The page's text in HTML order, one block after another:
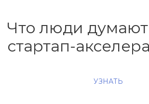
Что люди
стартап-
УЗНАТЬ